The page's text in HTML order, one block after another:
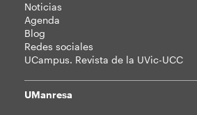
Noticias
Agenda
Blog
Redes sociales
UCampus. Revista de la UVic-UCC
UManresa